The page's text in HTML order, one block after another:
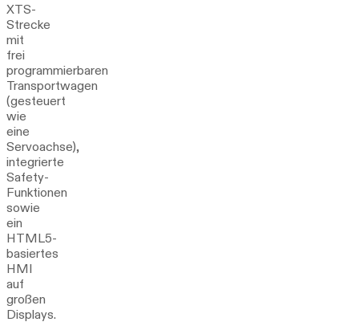
XTS-
Strecke
mit
frei
programmierbaren
Transportwagen
(gesteuert
wie
eine
Servoachse),
integrierte
Safety-
Funktionen
sowie
ein
HTML5-
basiertes
HMI
auf
großen
Displays.